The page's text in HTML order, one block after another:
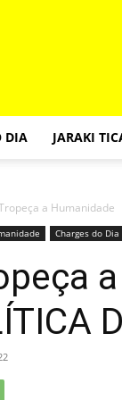
DIA JARAKI
a Humanidade
Charges do Dia